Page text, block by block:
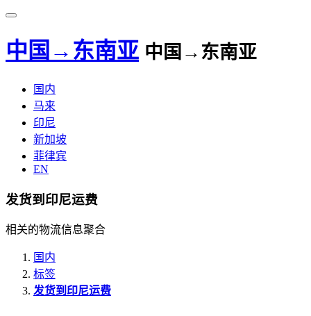
中国→东南亚 中国→东南亚
国内
马来
印尼
新加坡
菲律宾
EN
发货到印尼运费
相关的物流信息聚合
国内
标签
发货到印尼运费